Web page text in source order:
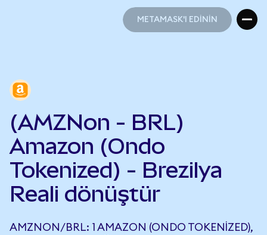
METAMASK'I EDİNİN
(AMZNon - BRL)
Amazon (Ondo
Tokenized) - Brezilya
Reali dönüştür
AMZNON/BRL: 1 AMAZON (ONDO TOKENIZED),